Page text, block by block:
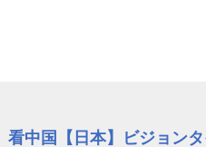
看中国【日本】ビジョン